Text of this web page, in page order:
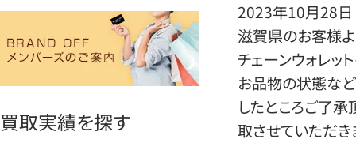
ヤ
買取実績を探す
2023年10月28日
滋賀県のお客様よ
チェーンウォレッ
お品物の状態など
したところご了
取させていただき